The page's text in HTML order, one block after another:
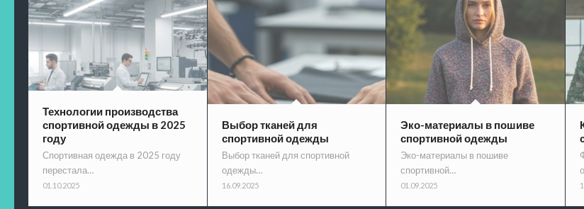
Технологии производства
спортивной одежды в 2025
году
Спортивная одежда в 2025 году
перестала…
01.10.2025
Выбор тканей для
спортивной одежды
Выбор тканей для спортивной
одежды…
16.09.2025
Эко-материалы в пошиве
спортивной одежды
Эко-материалы в пошиве
спортивной…
01.09.2025